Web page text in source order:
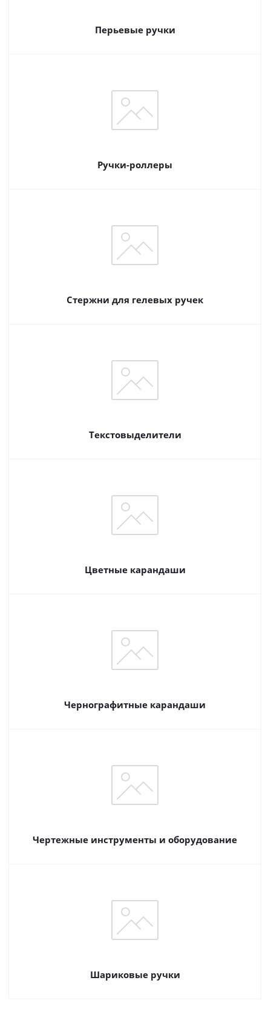
Перьевые ручки
Ручки-роллеры
Стержни для гелевых ручек
Текстовыделители
Цветные карандаши
Чернографитные карандаши
Чертежные инструменты и оборудование
Шариковые ручки